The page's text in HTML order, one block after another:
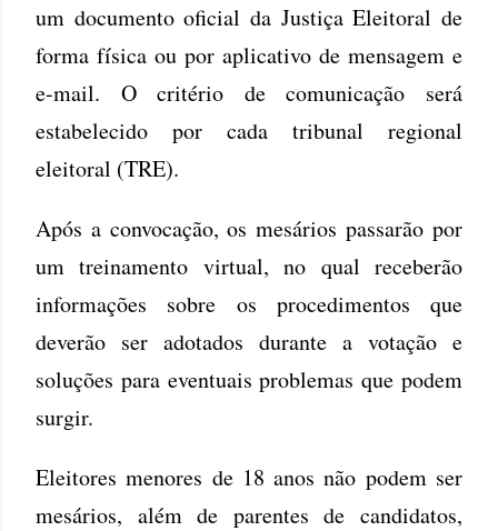
um documento oficial da Justiça Eleitoral de
forma física ou por aplicativo de mensagem e
e-mail. O critério de comunicação será
estabelecido por cada tribunal regional
eleitoral (TRE).
Após a convocação, os mesários passarão por
um treinamento virtual, no qual receberão
informações sobre os procedimentos que
deverão ser adotados durante a votação e
soluções para eventuais problemas que podem
surgir.
Eleitores menores de 18 anos não podem ser
mesários, além de parentes de candidatos,